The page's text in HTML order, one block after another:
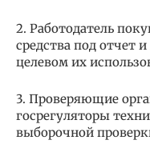
2. Работодатель
средства под отчет
целевом их
3. Проверяющие
госрегуляторы
выборочной